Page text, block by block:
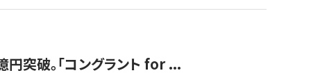
突破。「コングラント for ...